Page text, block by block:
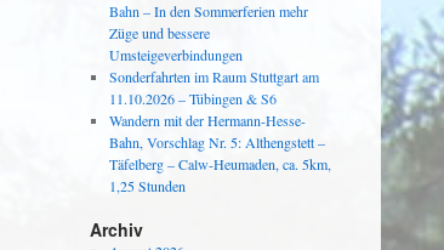
Bahn – In den Sommerferien mehr
Züge und bessere
Umsteigeverbindungen
Sonderfahrten im Raum Stuttgart am
11.10.2026 – Tübingen & S6
Wandern mit der Hermann-Hesse-
Bahn, Vorschlag Nr. 5: Althengstett –
Täfelberg – Calw-Heumaden, ca. 5km,
1,25 Stunden
Archiv